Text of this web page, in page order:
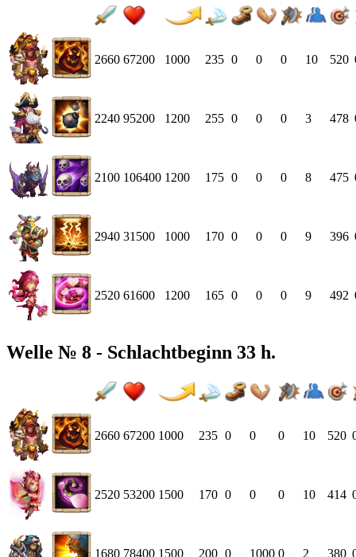
2660 67200 1000 235 0 0 0 10 520
2240 95200 1200 255 0 0 0 3 478
2100 106400 1200 175 0 0 0 8 475
2940 31500 1000 170 0 0 0 9 396
2520 61600 1200 165 0 0 0 9 492
Welle № 8 - Schlachtbeginn 33 h.
2660 67200 1000 235 0 0 0 10 520
2520 53200 1500 170 0 0 0 10 414
1680 78400 1500 200 0 1000 0 2 380